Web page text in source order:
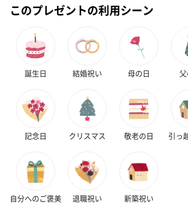
（ブルー）（748円）
（イエロー）（748
ハンドタオル・ハンカチ
ハンドタオル・ハンカチを同梱してお届けい
の＋αにおすすめです。
このプレゼントの利用シーン
誕生日 結婚祝い 母の日
記念日 クリスマス 敬老の日 引っ
自分へのご褒美 退職祝い 新築祝い